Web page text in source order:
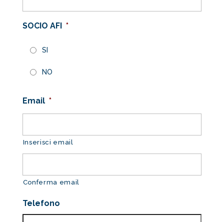
SOCIO AFI *
SI
NO
Email *
Inserisci email
Conferma email
Telefono